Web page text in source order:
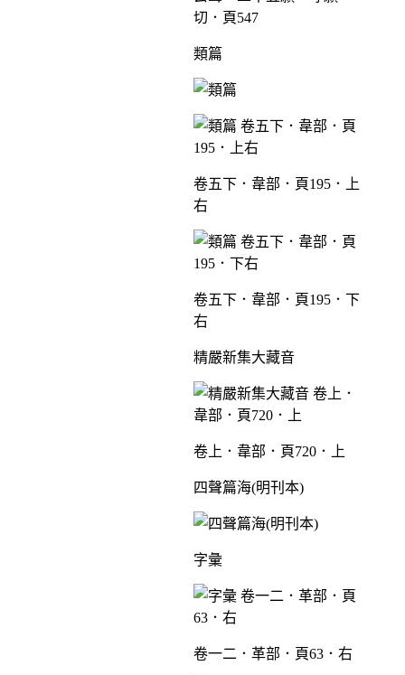
切．頁547
類篇
卷五下．韋部．頁195．上
右
卷五下．韋部．頁195．下
右
精嚴新集大藏音
卷上．韋部．頁720．上
四聲篇海(明刊本)
字彙
卷一二．革部．頁63．右